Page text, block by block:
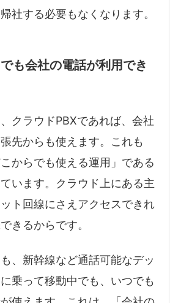
社する必要もなくなります。
も会社の電話が利用でき
クラウドPBXであれば、会社
先からも使えます。これも
からでも使える運用」である
います。クラウド上にある主
ト回線にさえアクセスできれ
きるからです。
、新幹線など通話可能なデッ
乗って移動中でも、いつでも